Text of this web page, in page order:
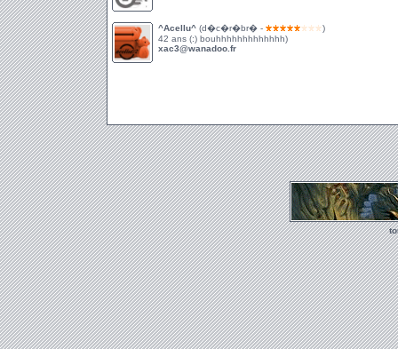
^Acellu^ (d�c�r�br� -
)
42 ans (:) bouhhhhhhhhhhhhh)
xac3@wanadoo.fr